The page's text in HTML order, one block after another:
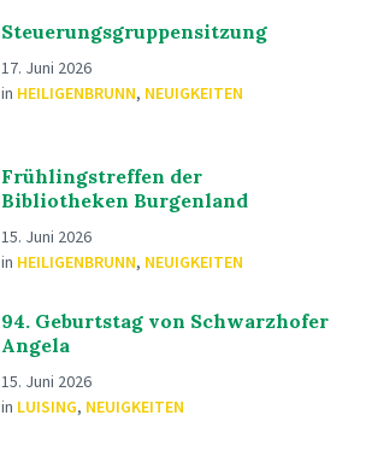
Steuerungsgruppensitzung
17. Juni 2026
in HEILIGENBRUNN, NEUIGKEITEN
Frühlingstreffen der
Bibliotheken Burgenland
15. Juni 2026
in HEILIGENBRUNN, NEUIGKEITEN
94. Geburtstag von Schwarzhofer
Angela
15. Juni 2026
in LUISING, NEUIGKEITEN